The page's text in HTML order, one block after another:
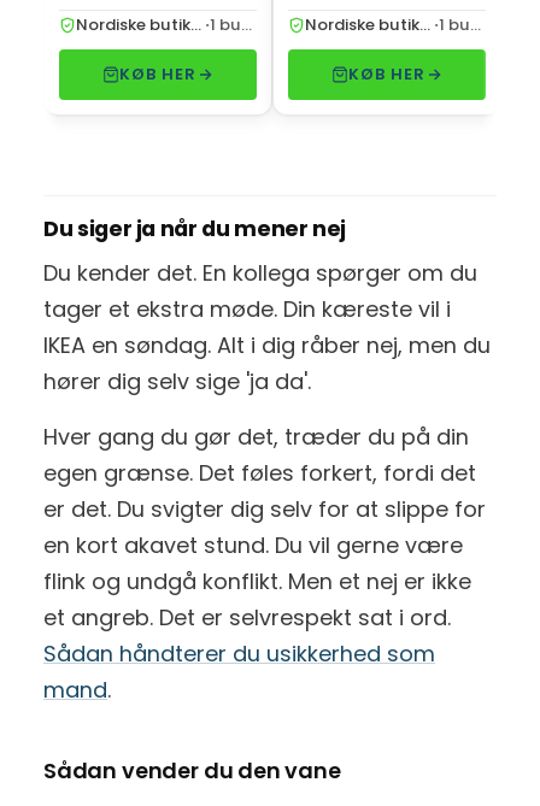
Nordiske butikker · 1 butik
KØB HER
Nordiske butikker · 1 butik
KØB HER
Du siger ja når du mener nej
Du kender det. En kollega spørger om du
tager et ekstra møde. Din kæreste vil i
IKEA en søndag. Alt i dig råber nej, men du
hører dig selv sige 'ja da'.
Hver gang du gør det, træder du på din
egen grænse. Det føles forkert, fordi det
er det. Du svigter dig selv for at slippe for
en kort akavet stund. Du vil gerne være
flink og undgå konflikt. Men et nej er ikke
et angreb. Det er selvrespekt sat i ord.
Sådan håndterer du usikkerhed som
mand.
Sådan vender du den vane